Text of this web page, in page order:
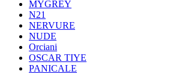
MYGREY
N21
NERVURE
NUDE
Orciani
OSCAR TIYE
PANICALE